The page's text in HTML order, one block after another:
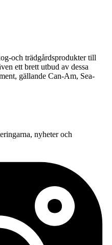
och trädgårdsprodukter till
ett brett utbud av dessa
gällande Can-Am, Sea-
nyheter och